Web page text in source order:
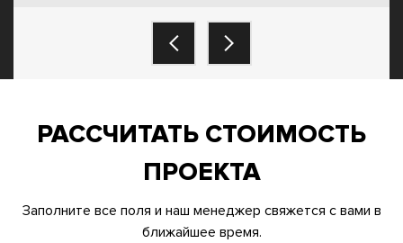
РАССЧИТАТЬ СТОИМОСТЬ
ПРОЕКТА
Заполните все поля и наш менеджер свяжется с вами в
ближайшее время.